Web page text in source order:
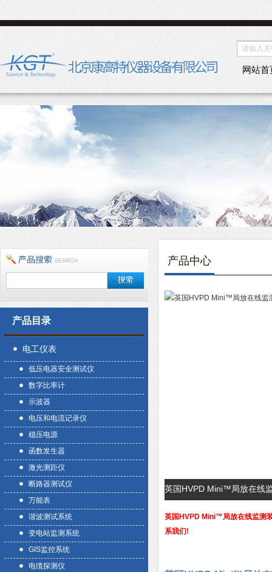
网站首
产品目录
电工仪表
低压电器安全测试仪
数字比率计
示波器
电压和电流记录仪
稳压电源
函数发生器
激光测距仪
断路器测试仪
万能表
谐波测试系统
变电站监测系统
GIS监控系统
电缆探测仪
产品中心
英国HVPD Mini™局放在线
英国HVPD Mini™局放在线监测
系我们!